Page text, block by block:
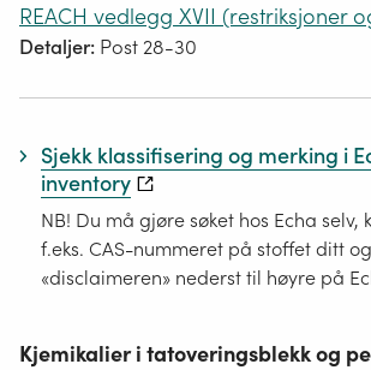
REACH vedlegg XVII (restriksjoner
Detaljer: Post 28-30
Sjekk klassifisering og merking i
inventory
NB! Du må gjøre søket hos Echa selv,
f.eks. CAS-nummeret på stoffet ditt
«disclaimeren» nederst til høyre på
Kjemikalier i tatoveringsblekk og